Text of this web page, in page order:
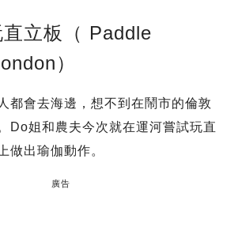
立板（ Paddle
）
都會去海邊，想不到在鬧市的倫敦
Do姐和農夫今次就在運河嘗試玩直
做出瑜伽動作。
廣告